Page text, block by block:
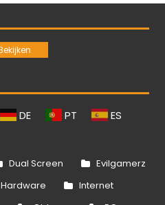
DE PT ES
Dual Screen
Evilgamerz
Hardware
Internet